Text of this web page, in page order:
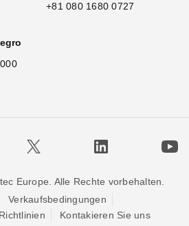
+81 080 1680 0727
Europe. Alle Rechte vorbehalten.
Verkaufsbedingungen
Kontakieren Sie uns